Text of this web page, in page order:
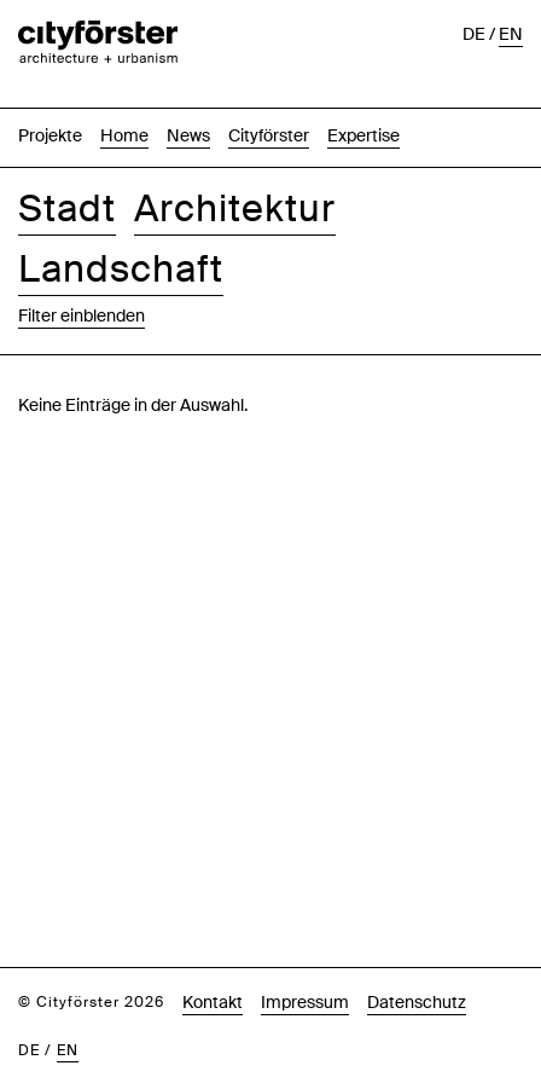
Projekte Home News Cityförster Expertise
DE/EN
Stadt Architektur
Landschaft
Filter einblenden
Keine Einträge in der Auswahl.
© Cityförster 2026 Kontakt Impressum Datenschutz
DE / EN